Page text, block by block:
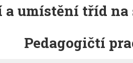
umístění tříd na
Pedagogičtí